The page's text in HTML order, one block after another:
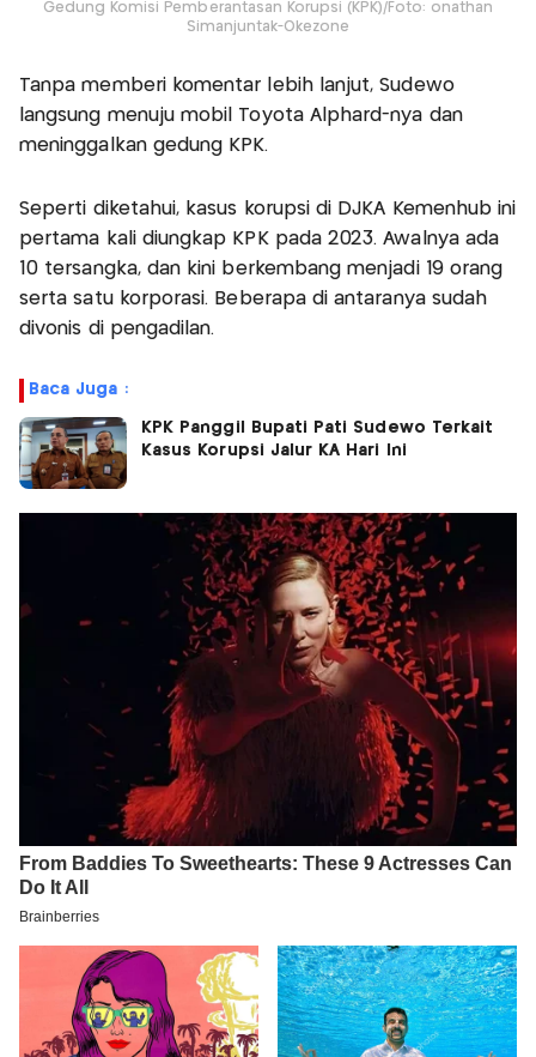
Gedung Komisi Pemberantasan Korupsi (KPK)/Foto: onathan
Simanjuntak-Okezone
Tanpa memberi komentar lebih lanjut, Sudewo
langsung menuju mobil Toyota Alphard-nya dan
meninggalkan gedung KPK.
Seperti diketahui, kasus korupsi di DJKA Kemenhub ini
pertama kali diungkap KPK pada 2023. Awalnya ada
10 tersangka, dan kini berkembang menjadi 19 orang
serta satu korporasi. Beberapa di antaranya sudah
divonis di pengadilan.
Baca Juga :
KPK Panggil Bupati Pati Sudewo Terkait
Kasus Korupsi Jalur KA Hari Ini